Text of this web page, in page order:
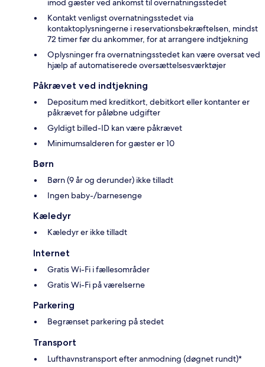
imod gæster ved ankomst til overnatningsstedet
Kontakt venligst overnatningsstedet via
kontaktoplysningerne i reservationsbekræftelsen, mindst
72 timer før du ankommer, for at arrangere indtjekning
Oplysninger fra overnatningsstedet kan være oversat ved
hjælp af automatiserede oversættelsesværktøjer
Påkrævet ved indtjekning
Depositum med kreditkort, debitkort eller kontanter er
påkrævet for påløbne udgifter
Gyldigt billed-ID kan være påkrævet
Minimumsalderen for gæster er 10
Børn
Børn (9 år og derunder) ikke tilladt
Ingen baby-/barnesenge
Kæledyr
Kæledyr er ikke tilladt
Internet
Gratis Wi-Fi i fællesområder
Gratis Wi-Fi på værelserne
Parkering
Begrænset parkering på stedet
Transport
Lufthavnstransport efter anmodning (døgnet rundt)*